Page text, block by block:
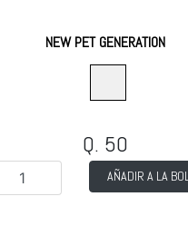
NEW PET GENERATION
Q. 50
AÑADIR A LA